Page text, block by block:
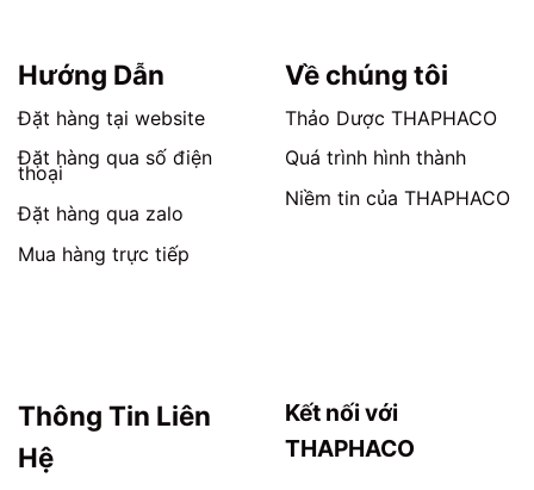
Hướng Dẫn
Đặt hàng tại website
Đặt hàng qua số điện
thoại
Đặt hàng qua zalo
Mua hàng trực tiếp
Về chúng tôi
Thảo Dược THAPHACO
Quá trình hình thành
Niềm tin của THAPHACO
Thông Tin Liên
Hệ
Kết nối với
THAPHACO